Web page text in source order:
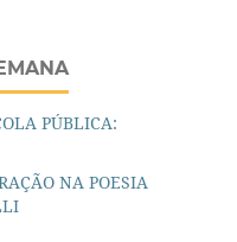
PÚBLICA:
NA POESIA